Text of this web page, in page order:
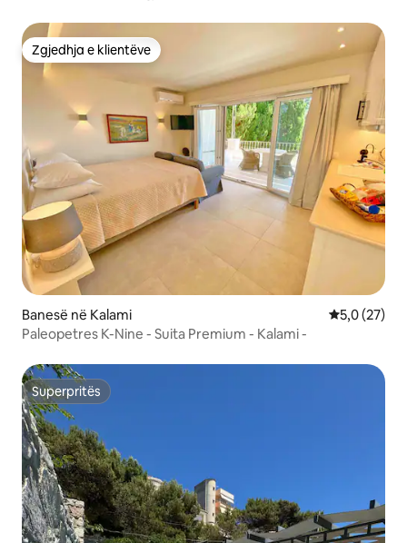
Zgjedhja e klientëve
Zgjedhja e klientëve
Banesë në Kalami Vlerësimi
5,0 (27)
Paleopetres K-Nine - Suita Premium - Kalami -
Superpritës
Superpritës